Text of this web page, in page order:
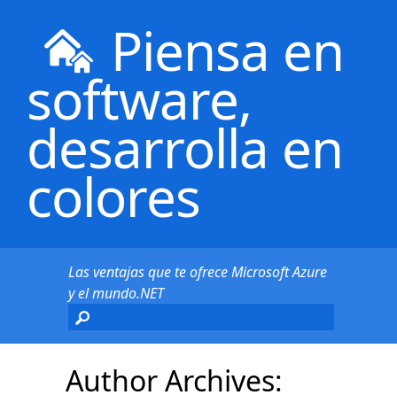
Piensa en
software,
desarrolla en
colores
Las ventajas que te ofrece Microsoft Azure
y el mundo.NET
Author Archives: